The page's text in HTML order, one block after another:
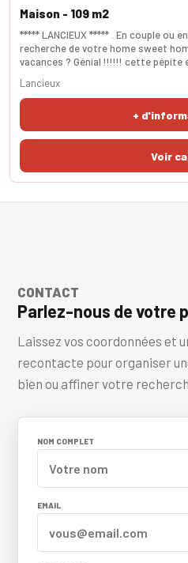
***** LANCIEUX ***** . En couple ou
recherche de votre home sweet
vacances ? Génial !!!!!! cette
total de 65m² et à l'étage un plateau
possible. Le coup de coeur est
L'exposition est idéale pour
Maison - 109 m2
+
Lancieux
CONTACT
Parlez-nous de votre
Laissez vos coordonnées et
recontacte pour organiser
bien ou affiner votre
NOM COMPLET
EMAIL